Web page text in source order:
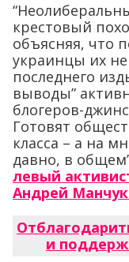
крестовый
объясняя, что
украинцы их не
последнего
выводы”
блогеров-
Готовят
класса – а на
давно, в
левый
Андрей
и